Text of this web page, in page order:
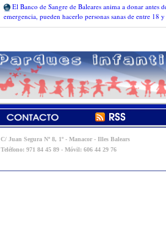
El Banco de Sangre de Baleares anima a donar antes
emergencia, pueden hacerlo personas sanas de entre 18
C/ Juan Segura Nº 8, 1º - Manacor - Illes Balears
Teléfono: 971 84 45 89 - Móvil: 606 44 29 76